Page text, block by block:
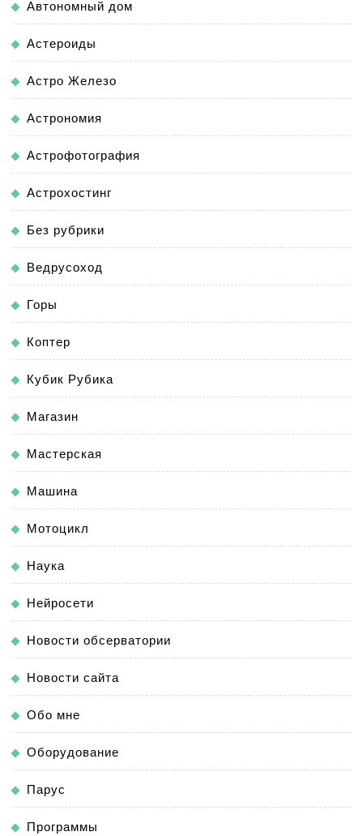
Автономный дом
Астероиды
Астро Железо
Астрономия
Астрофотография
Астрохостинг
Без рубрики
Ведрусоход
Горы
Коптер
Кубик Рубика
Магазин
Мастерская
Машина
Мотоцикл
Наука
Нейросети
Новости обсерватории
Новости сайта
Обо мне
Оборудование
Парус
Программы